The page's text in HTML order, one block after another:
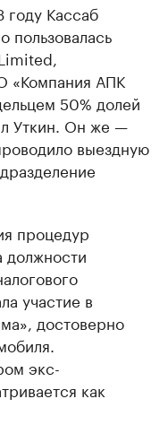
Кассаб
пользовалась
«Компания АПК
50% долей
Уткин. Он же —
выездную
процедур
участие в
достоверно
экс-
как